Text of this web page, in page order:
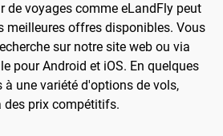
de voyages comme eLandFly peut
meilleures offres disponibles. Vous
sur notre site web ou via
pour Android et iOS. En quelques
à une variété d'options de vols,
des prix compétitifs.